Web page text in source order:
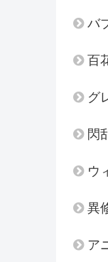
バ
百
グ
閃
ウ
異
ア